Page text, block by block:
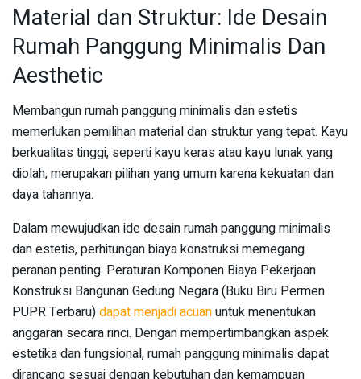
Material dan Struktur: Ide Desain
Rumah Panggung Minimalis Dan
Aesthetic
Membangun rumah panggung minimalis dan estetis
memerlukan pemilihan material dan struktur yang tepat. Kayu
berkualitas tinggi, seperti kayu keras atau kayu lunak yang
diolah, merupakan pilihan yang umum karena kekuatan dan
daya tahannya.
Dalam mewujudkan ide desain rumah panggung minimalis
dan estetis, perhitungan biaya konstruksi memegang
peranan penting. Peraturan Komponen Biaya Pekerjaan
Konstruksi Bangunan Gedung Negara (Buku Biru Permen
PUPR Terbaru)dapat menjadi acuanuntuk menentukan
anggaran secara rinci. Dengan mempertimbangkan aspek
estetika dan fungsional, rumah panggung minimalis dapat